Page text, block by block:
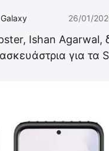
26/01/
Ishan Agarwal,
για τα